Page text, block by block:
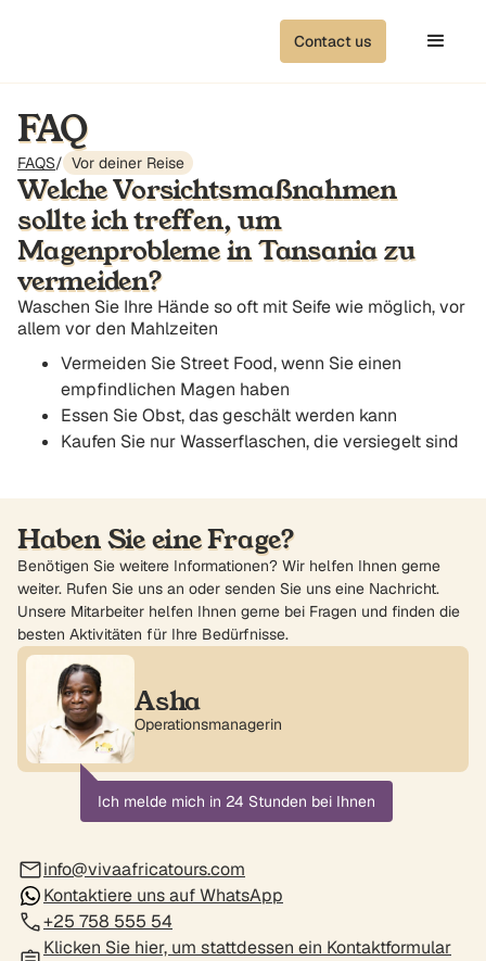
Contact us
FAQ
FAQS/ Vor deiner Reise
Welche Vorsichtsmaßnahmen
sollte ich treffen, um
Magenprobleme in Tansania zu
vermeiden?
Waschen Sie Ihre Hände so oft mit Seife wie möglich, vor
allem vor den Mahlzeiten
Vermeiden Sie Street Food, wenn Sie einen
empfindlichen Magen haben
Essen Sie Obst, das geschält werden kann
Kaufen Sie nur Wasserflaschen, die versiegelt sind
Haben Sie eine Frage?
Benötigen Sie weitere Informationen? Wir helfen Ihnen gerne
weiter. Rufen Sie uns an oder senden Sie uns eine Nachricht.
Unsere Mitarbeiter helfen Ihnen gerne bei Fragen und finden die
besten Aktivitäten für Ihre Bedürfnisse.
Asha
Operationsmanagerin
Ich melde mich in 24 Stunden bei Ihnen
info@vivaafricatours.com
Kontaktiere uns auf WhatsApp
+25 758 555 54
Klicken Sie hier, um stattdessen ein Kontaktformular